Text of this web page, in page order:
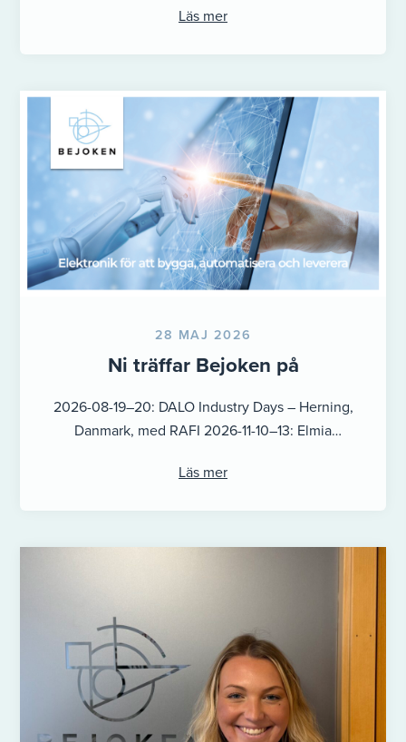
provanställning) Sista ansökningsdag: 09 augusti
Läs mer
28 MAJ 2026
Ni träffar Bejoken på
2026-08-19–20: DALO Industry Days – Herning,
Danmark, med RAFI 2026-11-10–13: Elmia
28: EURO EXPO Västmanland – ...
Läs mer